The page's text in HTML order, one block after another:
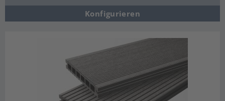
Konfigurieren